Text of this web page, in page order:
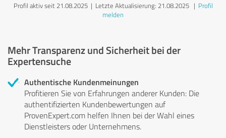
Profil aktiv seit 21.08.2025 | Letzte Aktualisierung: 21.08.2025| Profil
melden
Mehr Transparenz und Sicherheit bei der
Expertensuche
Authentische Kundenmeinungen
Profitieren Sie von Erfahrungen anderer Kunden: Die
authentifizierten Kundenbewertungen auf
ProvenExpert.com helfen Ihnen bei der Wahl eines
Dienstleisters oder Unternehmens.